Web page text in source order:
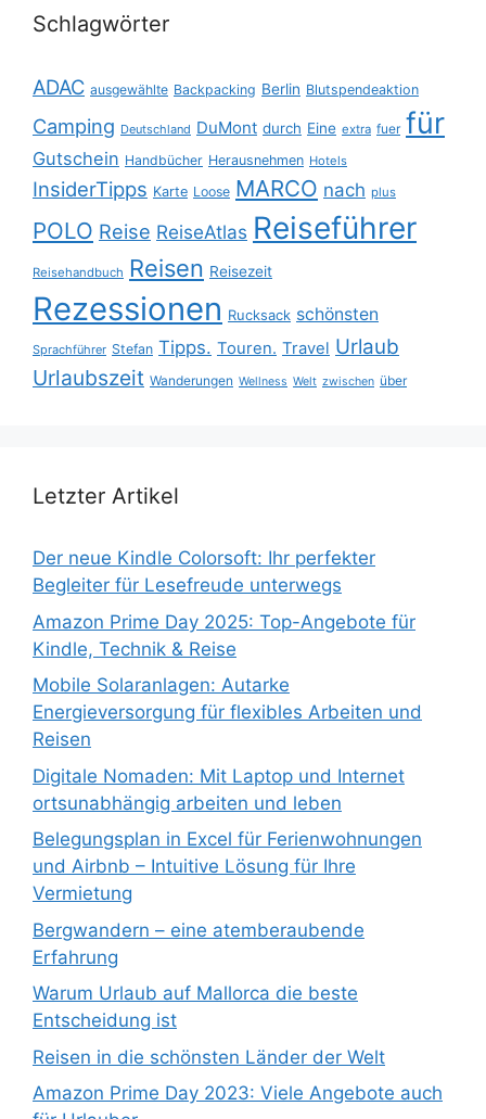
Schlagwörter
ADAC ausgewählte Backpacking Berlin Blutspendeaktion
Camping Deutschland DuMont durch Eine extra fuer für
Gutschein Handbücher Herausnehmen Hotels
InsiderTipps Karte Loose MARCO nach plus
POLO Reise ReiseAtlas Reiseführer
Reisehandbuch Reisen Reisezeit
Rezessionen Rucksack schönsten
Sprachführer Stefan Tipps. Touren. Travel Urlaub
Urlaubszeit Wanderungen Wellness Welt zwischen über
Letzter Artikel
Der neue Kindle Colorsoft: Ihr perfekter
Begleiter für Lesefreude unterwegs
Amazon Prime Day 2025: Top-Angebote für
Kindle, Technik & Reise
Mobile Solaranlagen: Autarke
Energieversorgung für flexibles Arbeiten und
Reisen
Digitale Nomaden: Mit Laptop und Internet
ortsunabhängig arbeiten und leben
Belegungsplan in Excel für Ferienwohnungen
und Airbnb – Intuitive Lösung für Ihre
Vermietung
Bergwandern – eine atemberaubende
Erfahrung
Warum Urlaub auf Mallorca die beste
Entscheidung ist
Reisen in die schönsten Länder der Welt
Amazon Prime Day 2023: Viele Angebote auch